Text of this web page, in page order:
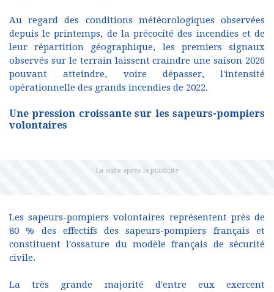
Au regard des conditions météorologiques observées
depuis le printemps, de la précocité des incendies et de
leur répartition géographique, les premiers signaux
observés sur le terrain laissent craindre une saison 2026
pouvant atteindre, voire dépasser, l'intensité
opérationnelle des grands incendies de 2022.
Une pression croissante sur les sapeurs-pompiers
volontaires
Les sapeurs-pompiers volontaires représentent près de
80 % des effectifs des sapeurs-pompiers français et
constituent l'ossature du modèle français de sécurité
civile.
La très grande majorité d'entre eux exercent